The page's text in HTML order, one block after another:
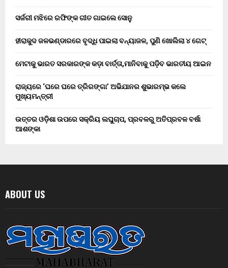
ସର୍ଜରୀ ମଝିରେ ରଫିଙ୍କ ଗୀତ ଗାଇଲେ ସୋନୁ
ହୀରାକୁଦ ଜଳଭଣ୍ଡାରରେ ବୃଦ୍ଧି ପାଇଲା ବନ୍ୟାଜଳ, ପୁଣି ଖୋଲିଲା ୪ ଗେଟ୍
ମେଟାକୁ ଭାରତ ସରକାରଙ୍କ କଡ଼ା ବାର୍ତ୍ତା,ମାନିବାକୁ ପଡ଼ିବ ଭାରତୀୟ ଆଇନ
ରାଜ୍ୟରେ ‘ଘରେ ଘରେ ତ୍ରିରଙ୍ଗା’ ଅଭିଯାନର ଶୁଭାରମ୍ଭ କଲେ
ମୁଖ୍ୟମନ୍ତ୍ରୀ
ଉତ୍ତର ଓଡ଼ିଶା ଉପରେ ସକ୍ରିୟ ଲଘୁଚାପ, ପ୍ରବଳରୁ ଅତିପ୍ରବଳ ବର୍ଷା
ଆଶଙ୍କା
ABOUT US